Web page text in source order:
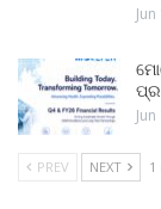
PREV NEXT 1